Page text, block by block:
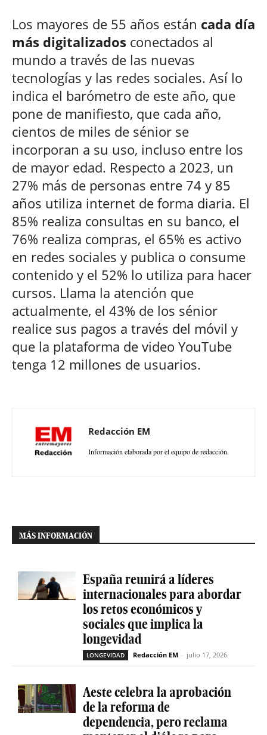
Los mayores de 55 años están cada día
más digitalizados conectados al
mundo a través de las nuevas
tecnologías y las redes sociales. Así lo
indica el barómetro de este año, que
pone de manifiesto, que cada año,
cientos de miles de sénior se
incorporan a su uso, incluso entre los
de mayor edad. Respecto a 2023, un
27% más de personas entre 74 y 85
años utiliza internet de forma diaria. El
85% realiza consultas en su banco, el
76% realiza compras, el 65% es activo
en redes sociales y publica o consume
contenido y el 52% lo utiliza para hacer
cursos. Llama la atención que
actualmente, el 43% de los sénior
realice sus pagos a través del móvil y
que la plataforma de video YouTube
tenga 12 millones de usuarios.
Redacción EM
Información elaborada por el equipo de redacción.
MÁS INFORMACIÓN
España reunirá a líderes
internacionales para abordar
los retos económicos y
sociales que implica la
longevidad
LONGEVIDAD Redacción EM - julio 17, 2026
Aeste celebra la aprobación
de la reforma de
dependencia, pero reclama